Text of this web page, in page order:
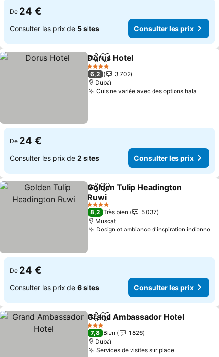
De 24 €
Consulter les prix de 5 sites Consulter les prix
PartagerAjouter à mes favoris
Dorus Hotel
4 Étoiles
6,2
3 702
Dubaï
Cuisine variée avec des options halal
De 24 €
Consulter les prix de 2 sites Consulter les prix
PartagerAjouter à mes favoris
Golden Tulip Headington
Ruwi
Consulter les prix
4 Étoiles
8,2 Très bien
5 037
Muscat
Design et ambiance d'inspiration indienne
De 24 €
Consulter les prix de 6 sites Consulter les prix
PartagerAjouter à mes favoris
Grand Ambassador Hotel
3 Étoiles
7,8 Bien
1 826
Dubaï
Services de visites sur placeConsulter